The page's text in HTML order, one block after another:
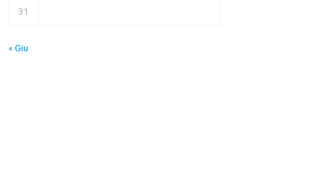
31
« Giu